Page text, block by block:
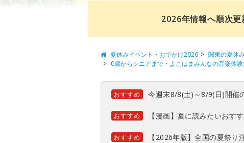
2026年情報へ順次更
夏休みイベント・おでかけ2026 関東の夏休
0歳からシニアまで・よこはまみんなの音楽体
おすすめ 今週末8/8(土)～8/9(日)開催
おすすめ 【漫画】夏に読みたいおす
おすすめ 【2026年版】全国の夏祭り